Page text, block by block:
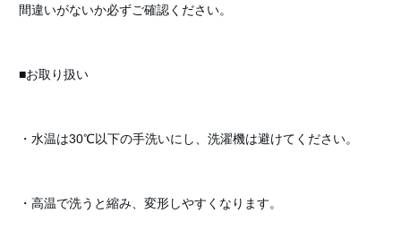
間違いがないか必ずご確認ください。
■お取り扱い
・水温は30℃以下の手洗いにし、洗濯機は避けてください。
・高温で洗うと縮み、変形しやすくなります。